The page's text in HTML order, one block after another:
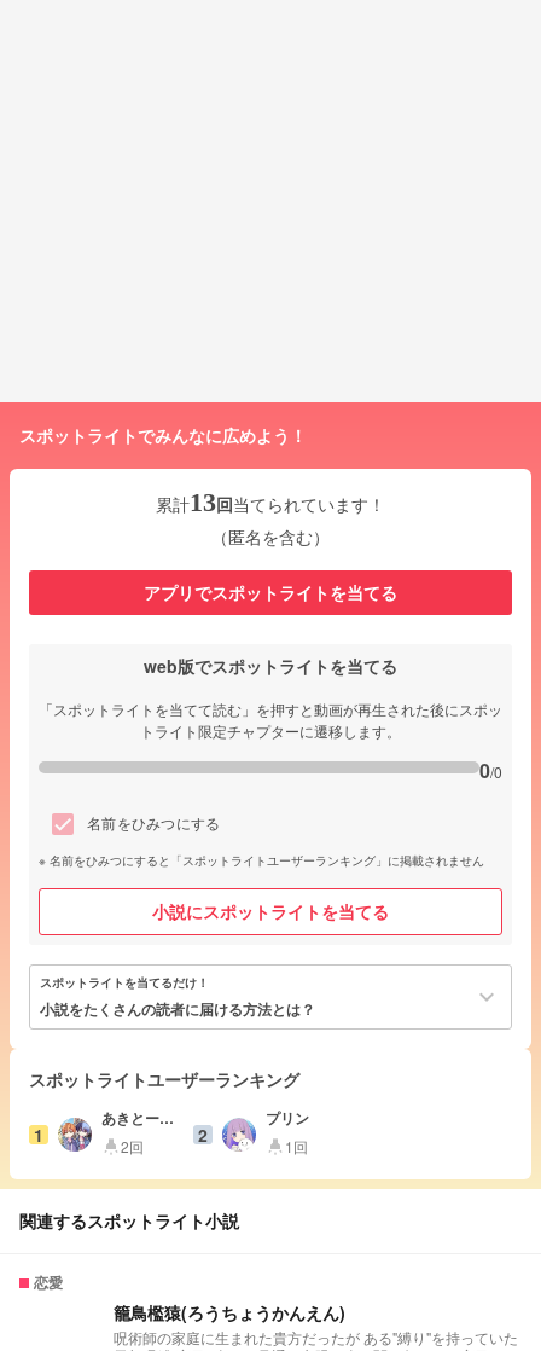
スポットライトでみんなに広めよう！
累計13回当てられています！
（匿名を含む）
アプリでスポットライトを当てる
web版でスポットライトを当てる
「スポットライトを当てて読む」を押すと動画が再生された後にスポッ
トライト限定チャプターに遷移します。
0/0
名前をひみつにする
名前をひみつにすると「スポットライトユーザーランキング」に掲載されません
小説にスポットライトを当てる
スポットライトを当てるだけ！
小説をたくさんの読者に届ける方法とは？ keyboard_arrow_down
スポットライトユーザーランキング
1
あきとーや
🥞☕
highlight2回 2
プリン
highlight 1回
関連するスポットライト小説
恋愛
籠鳥檻猿(ろうちょうかんえん)
呪術師の家庭に生まれた貴方だったが ある"縛り"を持っていた